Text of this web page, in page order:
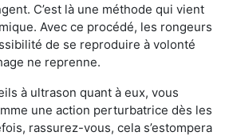
C’est là une méthode qui vient
Avec ce procédé, les rongeurs
de se reproduire à volonté
ne reprenne.
à ultrason quant à eux, vous
une action perturbatrice dès les
rassurez-vous, cela s’estompera